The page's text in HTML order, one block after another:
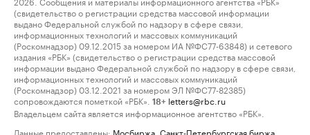
(свидетельство о регистрации средства массовой информации
выдано Федеральной службой по надзору в сфере связи,
информационных технологий и массовых коммуникаций
(Роскомнадзор) 09.12.2015 за номером ИА №ФС77-63848) и сетевого
издания «РБК» (свидетельство о регистрации средства массовой
информации выдано Федеральной службой по надзору в сфере связи,
информационных технологий и массовых коммуникаций
(Роскомнадзор) 03.12.2021 за номером ЭЛ №ФС77-82385)
сопровождаются пометкой «РБК».
18+ letters@rbc.ru
Владельцем сайта является информационное агентство «РБК».
Данные предоставлены: Мосбиржа Санкт-Петербургская биржа